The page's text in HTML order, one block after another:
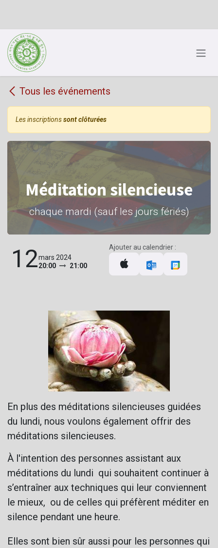
Se rendre au contenu
Tous les événements
Les inscriptionssont clôturées
Méditation silencieuse
chaque mardi (sauf les jours fériés)
12mars 2024
20:00
21:00
Ajouter au calendrier :
En plus des méditations silencieuses guidées
du lundi, nous voulons également offrir des
méditations silencieuses.
À l'intention des personnes assistant aux
méditations du lundi qui souhaitent continuer à
s’entraîner aux techniques qui leur conviennent
le mieux, ou de celles qui préfèrent méditer en
silence pendant une heure.
Elles sont bien sûr aussi pour les personnes qui